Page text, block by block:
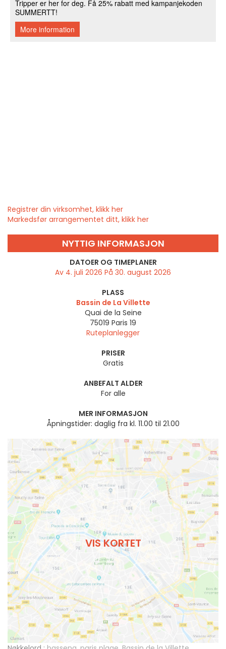
Registrer din virksomhet, klikk her
Markedsfør arrangementet ditt, klikk her
NYTTIG INFORMASJON
DATOER OG TIMEPLANER
Av 4. juli 2026 På 30. august 2026
PLASS
Bassin de La Villette
Quai de la Seine
75019 Paris 19
Ruteplanlegger
PRISER
Gratis
ANBEFALT ALDER
For alle
MER INFORMASJON
Åpningstider: daglig fra kl. 11.00 til 21.00
VIS KORTET